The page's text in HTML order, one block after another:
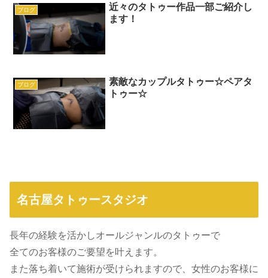
ブログ
近々のタトゥー作品一部ご紹介し
ます！
ブログ
素敵なカップルタトゥー☆ペアタ
トゥー☆
名古屋タトゥースタジオ
長年の経験を活かしオールジャンルのタトゥーで
全てのお客様のご要望を叶えます。
また落ち着いて施術が受けられますので、女性のお客様に